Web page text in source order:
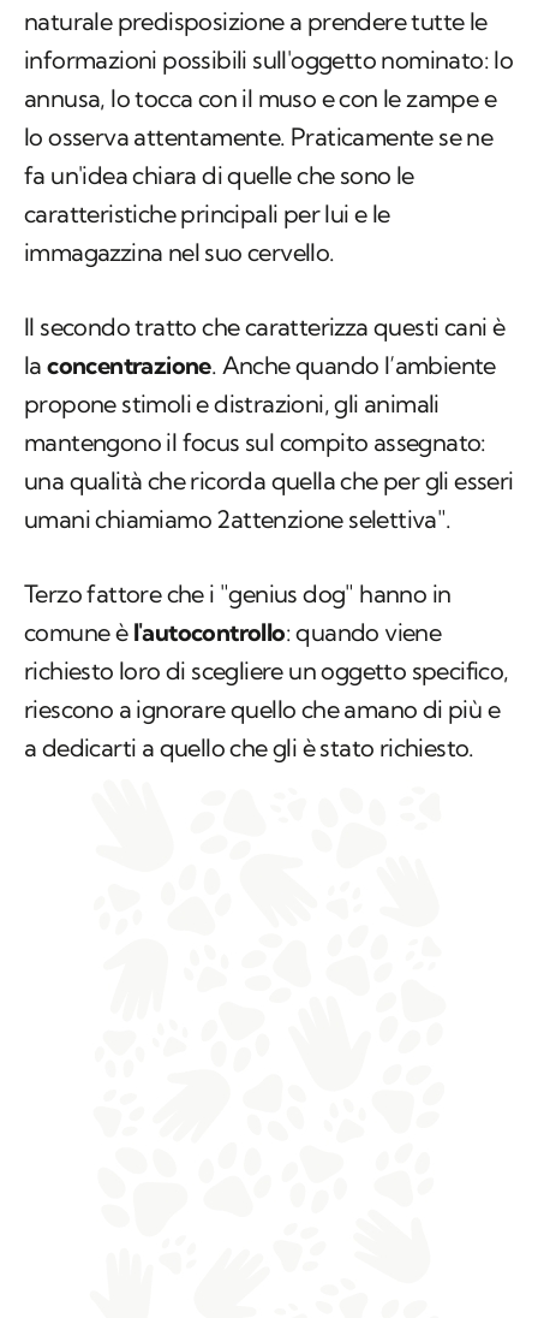
naturale predisposizione a prendere tutte le
informazioni possibili sull'oggetto nominato: lo
annusa, lo tocca con il muso e con le zampe e
lo osserva attentamente. Praticamente se ne
fa un'idea chiara di quelle che sono le
caratteristiche principali per lui e le
immagazzina nel suo cervello.
Il secondo tratto che caratterizza questi cani è
laconcentrazione. Anche quando l’ambiente
propone stimoli e distrazioni, gli animali
mantengono il focus sul compito assegnato:
una qualità che ricorda quella che per gli esseri
umani chiamiamo 2attenzione selettiva".
Terzo fattore che i "genius dog" hanno in
comune è l'autocontrollo: quando viene
richiesto loro di scegliere un oggetto specifico,
riescono a ignorare quello che amano di più e
a dedicarti a quello che gli è stato richiesto.